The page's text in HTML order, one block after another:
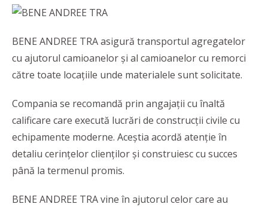
BENE ANDREE TRA asigură transportul agregatelor
cu ajutorul camioanelor și al camioanelor cu remorci
către toate locațiile unde materialele sunt solicitate.
Compania se recomandă prin angajații cu înaltă
calificare care execută lucrări de construcții civile cu
echipamente moderne. Aceștia acordă atenție în
detaliu cerințelor clienților și construiesc cu succes
până la termenul promis.
BENE ANDREE TRA vine în ajutorul celor care au